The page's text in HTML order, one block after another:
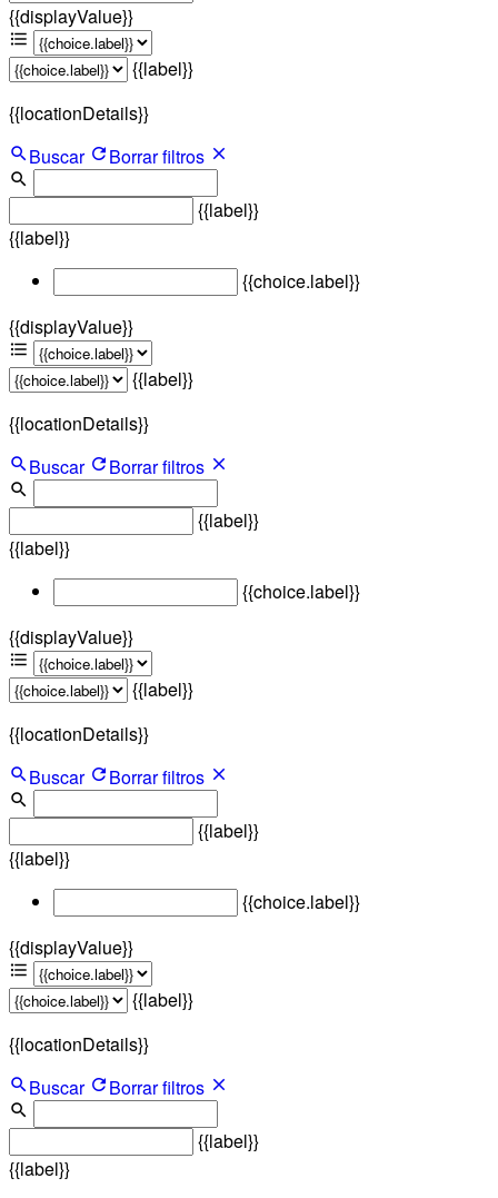
{{displayValue}}
{{label}}
{{locationDetails}}
Buscar
Borrar filtros
{{label}}
{{label}}
{{choice.label}}
{{displayValue}}
{{label}}
{{locationDetails}}
Buscar
Borrar filtros
{{label}}
{{label}}
{{choice.label}}
{{displayValue}}
{{label}}
{{locationDetails}}
Buscar
Borrar filtros
{{label}}
{{label}}
{{choice.label}}
{{displayValue}}
{{label}}
{{locationDetails}}
Buscar
Borrar filtros
{{label}}
{{label}}